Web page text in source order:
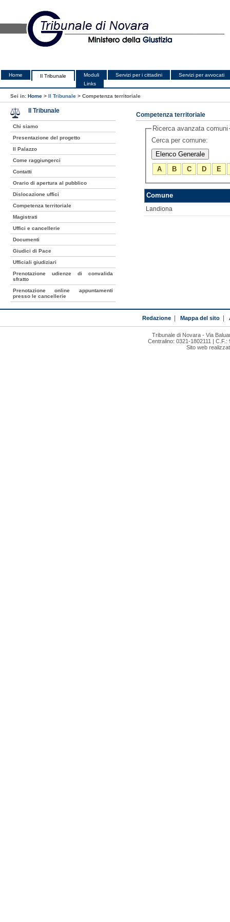
Home Il Tribunale Moduli Servizi per i cittadini
Servizi per avvocati
Links
Sei in: Home > Il Tribunale > Competenza territoriale
Competenza territoriale
Ricerca avanzata comuni
Cerca per comune:
A B C D E
Comune
Landiona
Il Tribunale
Chi siamo
Presentazione del progetto
Il Palazzo
Come raggiungerci
Contatti
Orario di apertura al pubblico
Dislocazione uffici
Competenza territoriale
Magistrati
Uffici e cancellerie
Documenti
Giudici di Pace
Ufficiali giudiziari
Prenotazione udienze di convalida
sfratto
Prenotazione online appuntamenti
presso le cancellerie
Redazione| Mappa del sito|
Tribunale di Novara - Via
Centralino: 0321-1802111 |
Sito web